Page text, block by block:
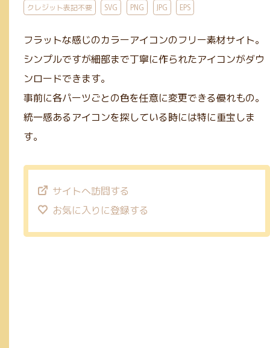
コーディング(70) Photoshop(3) 初学者向け(27)
構築チェック(10) Illustrator(1)
クレジット表記不要 SVG PNG JPG EPS
フラットな感じのカラーアイコンのフリー素材サイト。
シンプルですが細部まで丁寧に作られたアイコンがダウ
ンロードできます。
事前に各パーツごとの色を任意に変更できる優れもの。
統一感あるアイコンを探している時には特に重宝しま
す。
サイトへ訪問する